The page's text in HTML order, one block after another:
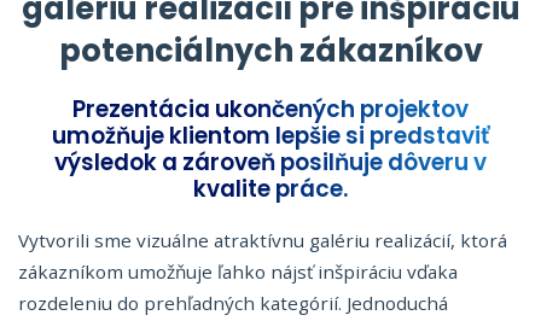
potenciálnych zákazníkov
Prezentácia ukončených projektov
umožňuje klientom lepšie si predstaviť
výsledok a zároveň posilňuje dôveru v
kvalite práce.
Vytvorili sme vizuálne atraktívnu galériu realizácií, ktorá
zákazníkom umožňuje ľahko nájsť inšpiráciu vďaka
rozdeleniu do prehľadných kategórií. Jednoduchá